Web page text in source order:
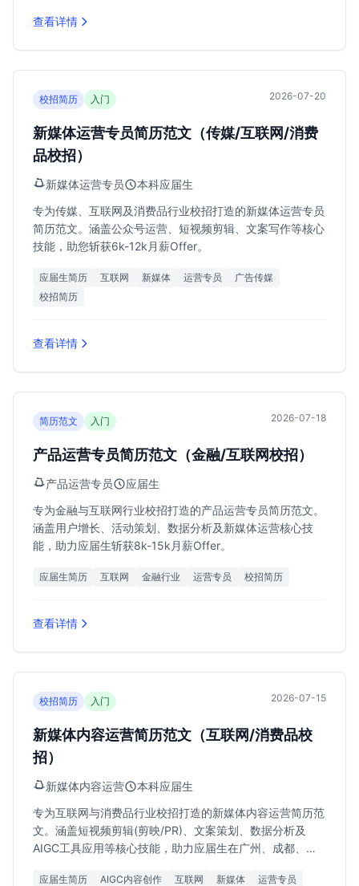
查看详情
校招简历 入门 2026-07-20
新媒体运营专员简历范文（传媒/互联网/消费
品校招）
新媒体运营专员
本科应届生
专为传媒、互联网及消费品行业校招打造的新媒体运营专员
简历范文。涵盖公众号运营、短视频剪辑、文案写作等核心
技能，助您斩获6k-12k月薪Offer。
应届生简历 互联网 新媒体 运营专员
广告传媒
校招简历
查看详情
简历范文 入门 2026-07-18
产品运营专员简历范文（金融/互联网校招）
产品运营专员
应届生
专为金融与互联网行业校招打造的产品运营专员简历范文。
涵盖用户增长、活动策划、数据分析及新媒体运营核心技
能，助力应届生斩获8k-15k月薪Offer。
应届生简历 互联网 金融行业 运营专员 校招简历
查看详情
校招简历 入门 2026-07-15
新媒体内容运营简历范文（互联网/消费品校
招）
新媒体内容运营
本科应届生
专为互联网与消费品行业校招打造的新媒体内容运营简历范
文。涵盖短视频剪辑(剪映/PR)、文案策划、数据分析及
AIGC工具应用等核心技能，助力应届生在广州、成都、杭
应届生简历 AIGC内容创作 互联网 新媒体
运营专员